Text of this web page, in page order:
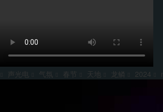
声光电 气氛 春节 天地 龙鳞 2024